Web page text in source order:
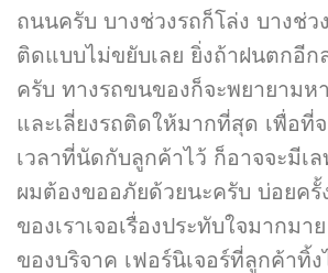
ถนนครับ บางช่วงรถก็โล่ง บางช่ว
ติดแบบไม่ขยับเลย ยิ่งถ้าฝนตกอี
ครับ ทางรถขนของก็จะพยายามห
และเลี่ยงรถติดให้มากที่สุด เพื่อที่
เวลาที่นัดกับลูกค้าไว้ ก็อาจจะมีเ
ผมต้องขออภัยด้วยนะครับ บ่อยครั้
ของเราเจอเรื่องประทับใจมากมา
ของบริจาค เฟอร์นิเจอร์ที่ลูกค้าทิ้ง